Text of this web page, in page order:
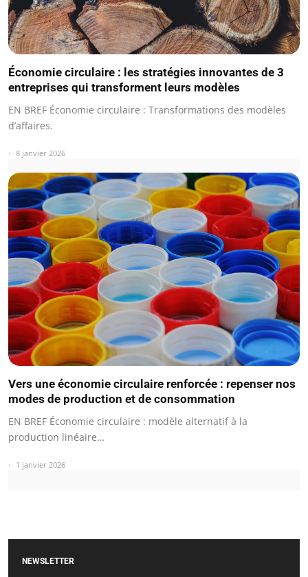
Économie circulaire : les stratégies innovantes de 3
entreprises qui transforment leurs modèles
EN BREF Économie circulaire : Transformations des modèles
d’affaires.
8 janvier 2026
Vers une économie circulaire renforcée : repenser nos
modes de production et de consommation
EN BREF Économie circulaire : modèle alternatif à la
production linéaire…
1 janvier 2026
NEWSLETTER